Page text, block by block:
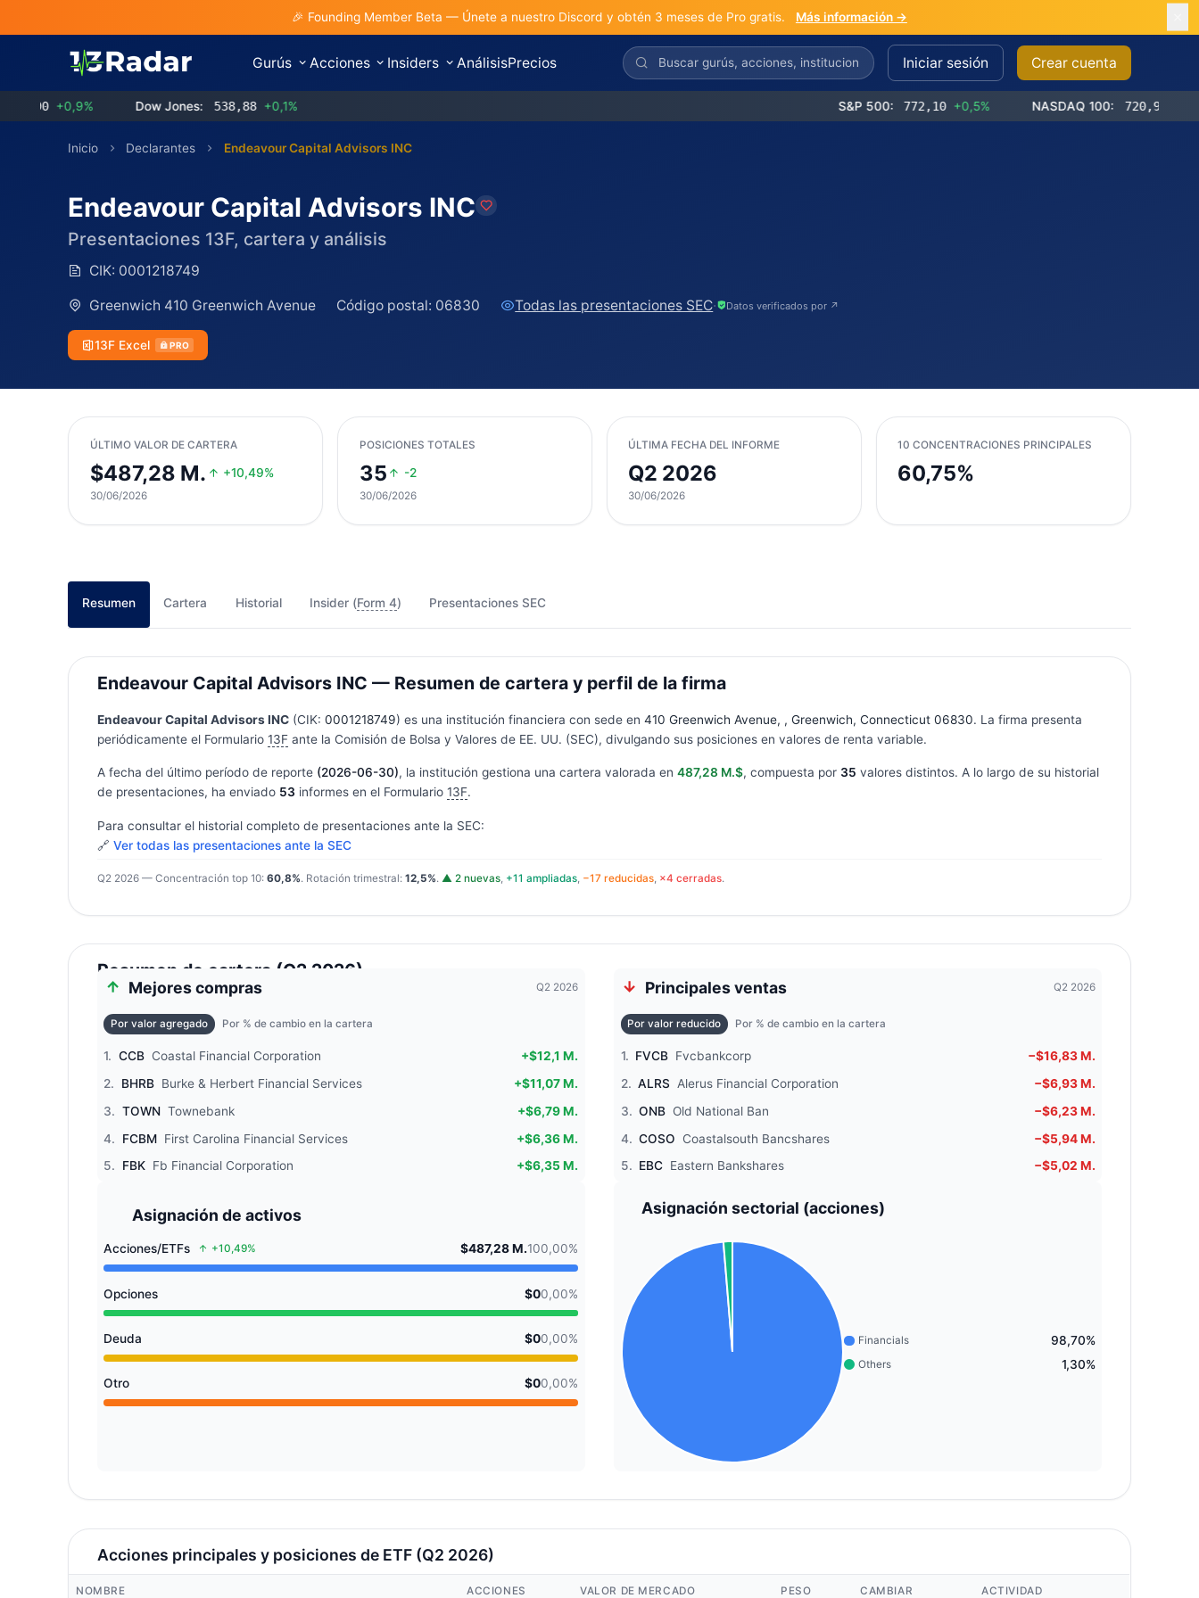
🎉 Founding Member Beta — Únete a nuestro Discord y obtén 3 meses de Pro gratis. Más información →
Gurús Acciones Insiders AnálisisPrecios Iniciar sesión Crear cuenta
+0,9% Dow Jones: 538,88 +0,1% S&P 500: 772,10 +0,5% NASDAQ 100: 720,90 +0,9%
Inicio Declarantes Endeavour Capital Advisors INC
Endeavour Capital Advisors INC
Presentaciones 13F, cartera y análisis
CIK: 0001218749
Greenwich 410 Greenwich Avenue Código postal: 06830 Todas las presentaciones SEC· Datos verificados por ↗
13F Excel PRO
ÚLTIMO VALOR DE CARTERA
$487,28 M. +10,49%
30/06/2026
POSICIONES TOTALES
35 -2
30/06/2026
ÚLTIMA FECHA DEL INFORME
Q2 2026
30/06/2026
10 CONCENTRACIONES PRINCIPALES
60,75%
Resumen Cartera Historial Insider (Form 4) Presentaciones SEC
Endeavour Capital Advisors INC — Resumen de cartera y perfil de la firma
Endeavour Capital Advisors INC(CIK: 0001218749) es una institución financiera con sede en 410 Greenwich Avenue, , Greenwich, Connecticut 06830. La firma presenta
periódicamente el Formulario 13Fante la Comisión de Bolsa y Valores de EE. UU. (SEC), divulgando sus posiciones en valores de renta variable.
A fecha del último período de reporte (2026-06-30), la institución gestiona una cartera valorada en 487,28 M.$, compuesta por 35 valores distintos. A lo largo de su historial
de presentaciones, ha enviado 53 informes en el Formulario 13F.
Para consultar el historial completo de presentaciones ante la SEC:
🔗 Ver todas las presentaciones ante la SEC
Q2 2026 — Concentración top 10: 60,8%. Rotación trimestral: 12,5%. ▲ 2 nuevas, +11 ampliadas, −17 reducidas, ×4 cerradas.
Resumen de cartera (Q2 2026)
Mejores compras Q2 2026
Por valor agregado Por % de cambio en la cartera
1. CCB Coastal Financial Corporation
+$12,1 M.
2.
BHRB Burke & Herbert Financial Services
+$11,07 M.
3. TOWN Townebank
+$6,79 M.
4.
FCBM First Carolina Financial Services
+$6,36 M.
5.
FBK Fb Financial Corporation +$6,35 M.
Principales ventas Q2 2026
Por valor reducido Por % de cambio en la cartera
1. FVCB Fvcbankcorp
−$16,83 M.
2. ALRS Alerus Financial Corporation
−$6,93 M.
3. ONB Old National Ban
−$6,23 M.
4. COSO Coastalsouth Bancshares
−$5,94 M.
5. EBC Eastern Bankshares −$5,02 M.
Asignación de activos
Acciones/ETFs +10,49% $487,28 M.100,00%
Opciones $00,00%
Deuda $00,00%
Otro $00,00%
Asignación sectorial (acciones)
Financials 98,70%
Others 1,30%
Acciones principales y posiciones de ETF (Q2 2026)
NOMBRE ACCIONES VALOR DE MERCADO PESO CAMBIAR ACTIVIDAD